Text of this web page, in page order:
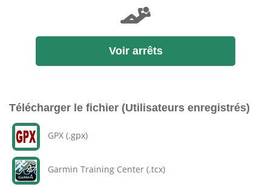
Voir arrêts
Télécharger le fichier (Utilisateurs enregistrés)
GPX (.gpx)
Garmin Training Center (.tcx)